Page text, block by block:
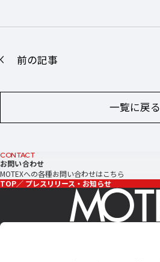
前の記事
一覧に戻る
CONTACT
お問い合わせ
MOTEXへの各種お問い合わせはこちら
TOP
プレスリリース・お知らせ